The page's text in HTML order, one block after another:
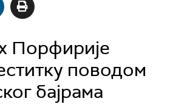
Порфирије
поводом
бајрама